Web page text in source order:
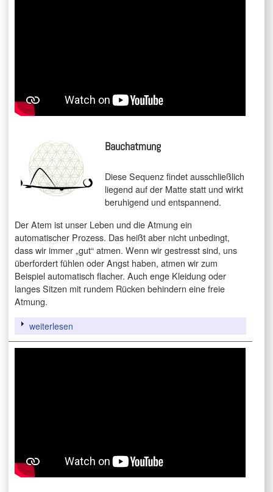
Bauchatmung
Diese Sequenz findet ausschließlich
liegend auf der Matte statt und wirkt
beruhigend und entspannend.
Der Atem ist unser Leben und die Atmung ein
automatischer Prozess. Das heißt aber nicht unbedingt,
dass wir immer „gut“ atmen. Wenn wir gestresst sind, uns
überfordert fühlen oder Angst haben, atmen wir zum
Beispiel automatisch flacher. Auch enge Kleidung oder
langes Sitzen mit rundem Rücken behindern eine freie
Atmung.
weiterlesen